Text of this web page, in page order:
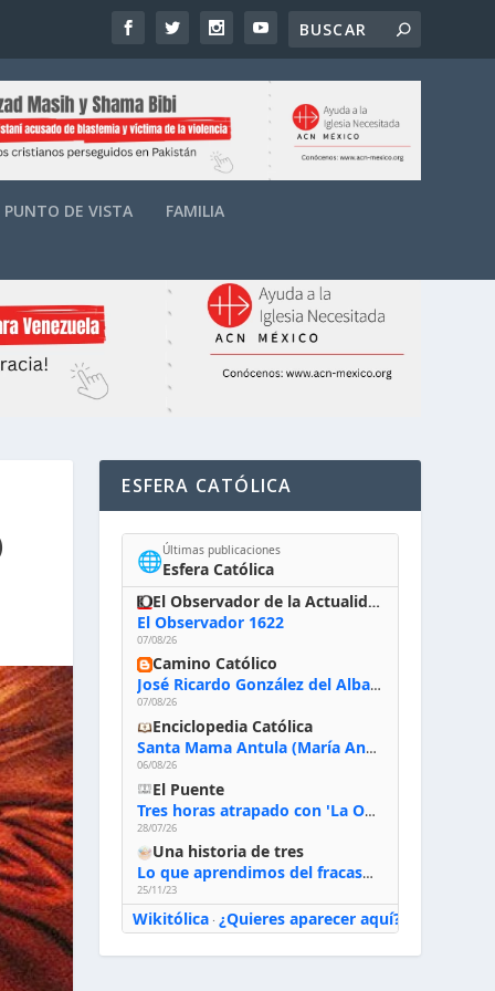
PUNTO DE VISTA FAMILIA
ESFERA CATÓLICA
🌐Últimas publicaciones
Esfera Católica
El Observador de la Actualidad
El Observador 1622
07/08/26
Camino Católico
José Ricardo González del Alba, artista sacro: «Yo oro, hablo con Dios, le pido al Espíritu Santo su inspiración y siempre pinto rezando el rosario para que sea Él quien actúe a través de mis manos»
07/08/26
Enciclopedia Católica
Santa Mama Antula (María Antonia de Paz y Figueroa)
06/08/26
El Puente
Tres horas atrapado con 'La Odisea' de Nolan
28/07/26
Una historia de tres
Lo que aprendimos del fracaso al emprender
25/11/23
Wikitólica· ¿Quieres aparecer aquí?